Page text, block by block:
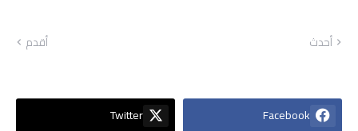
أحدث أقدم
Facebook
Twitter